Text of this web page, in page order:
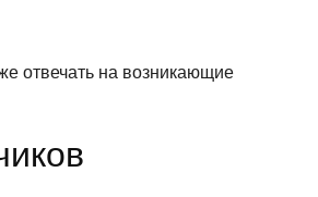
отвечать на возникающие